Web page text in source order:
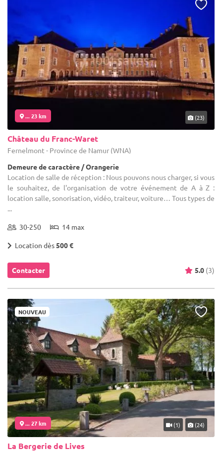
... 23 km (23)
Château du Franc-Waret
Fernelmont - Province de Namur (WNA)
Demeure de caractère / Orangerie
Location de salle de réception : Nous pouvons nous charger, si vous
le souhaitez, de l'organisation de votre événement de A à Z :
location salle, sonorisation, vidéo, traiteur, voiture… Tous types de
...
30-250 14 max
Location dès500 €
Contacter 5.0 (3)
NOUVEAU
... 27 km (1) (24)
La Bergerie de Lives